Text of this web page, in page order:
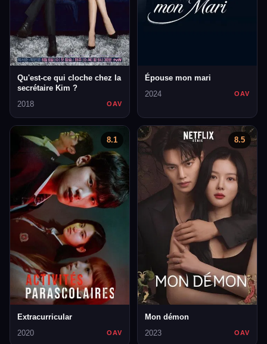
Qu'est-ce qui cloche chez la
secrétaire Kim ?
2018
OAV
Épouse mon mari
2024
OAV
8.1
Extracurricular
2020
OAV
8.5
Mon démon
2023
OAV